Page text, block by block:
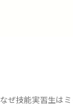
なぜ技能実習生は